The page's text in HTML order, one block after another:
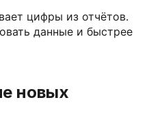
цифры из отчётов.
данные и быстрее
новых